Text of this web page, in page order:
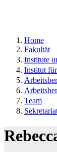
Home
Fakultät
Institute
Institut
Team